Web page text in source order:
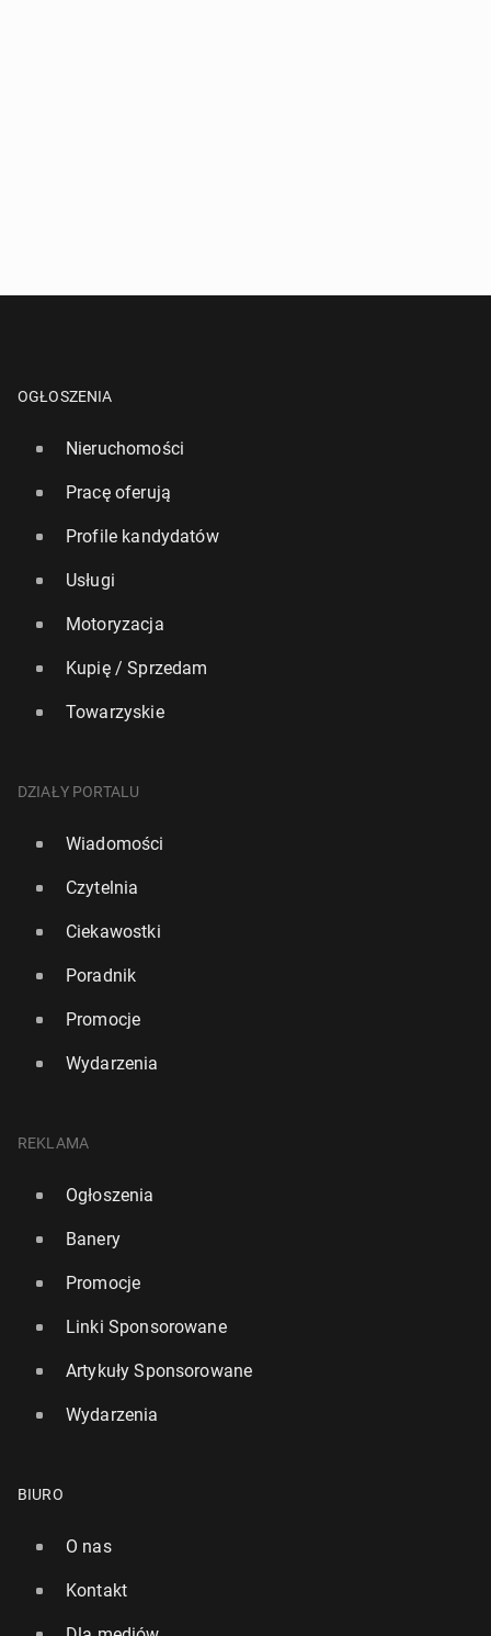
OGŁOSZENIA
Nieruchomości
Pracę oferują
Profile kandydatów
Usługi
Motoryzacja
Kupię / Sprzedam
Towarzyskie
DZIAŁY PORTALU
Wiadomości
Czytelnia
Ciekawostki
Poradnik
Promocje
Wydarzenia
REKLAMA
Ogłoszenia
Banery
Promocje
Linki Sponsorowane
Artykuły Sponsorowane
Wydarzenia
BIURO
O nas
Kontakt